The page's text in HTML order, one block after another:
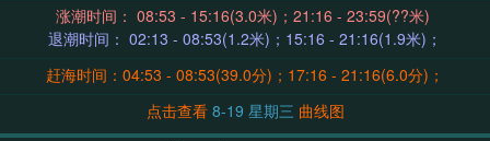
涨潮时间： 08:53 - 15:16(3.0米)；21:16 - 23:59(??米)
退潮时间： 02:13 - 08:53(1.2米)；15:16 - 21:16(1.9米)；
赶海时间：04:53 - 08:53(39.0分)；17:16 - 21:16(6.0分)；
点击查看
8-19 星期三 曲线图